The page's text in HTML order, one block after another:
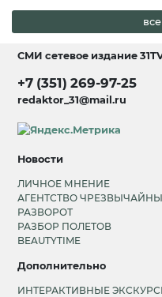
СМИ сетевое издание
+7 (351) 269-97-25
redaktor_31@mail.ru
Новости
ЛИЧНОЕ МНЕНИЕ
АГЕНТСТВО
РАЗВОРОТ
РАЗБОР ПОЛЕТОВ
BEAUTYTIME
Дополнительно
ИНТЕРАКТИВНЫЕ